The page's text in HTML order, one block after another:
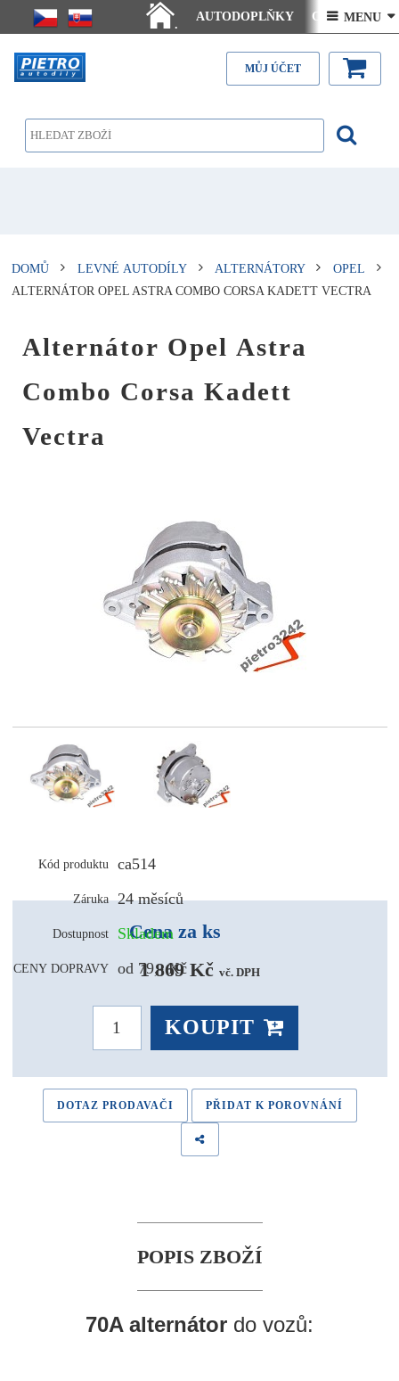
.
AUTODOPLŇKY Ceny doručení
Články - návody Kontakt
 MENU 
MŮJ ÚČET
DOMŮ LEVNÉ AUTODÍLY ALTERNÁTORY
OPEL
ALTERNÁTOR OPEL ASTRA COMBO CORSA KADETT VECTRA
Alternátor Opel Astra
Combo Corsa Kadett
Vectra
Kód produktu ca514
Záruka 24 měsíců
Dostupnost Skladem
CENY DOPRAVY od 79,- Kč
Cena za ks
1 869 Kč vč. DPH
KOUPIT
DOTAZ PRODAVAČI PŘIDAT K POROVNÁNÍ
POPIS ZBOŽÍ
70A alternátor do vozů: